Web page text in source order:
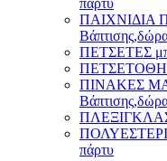
πάρτυ
ΠΑΙΧΝΙΔΙΑ
ΠΕΤΣΕΤΕΣ
ΠΙΝΑΚΕΣ
ΠΛΕΞΙΓΚΛΑΣ
πάρτυ